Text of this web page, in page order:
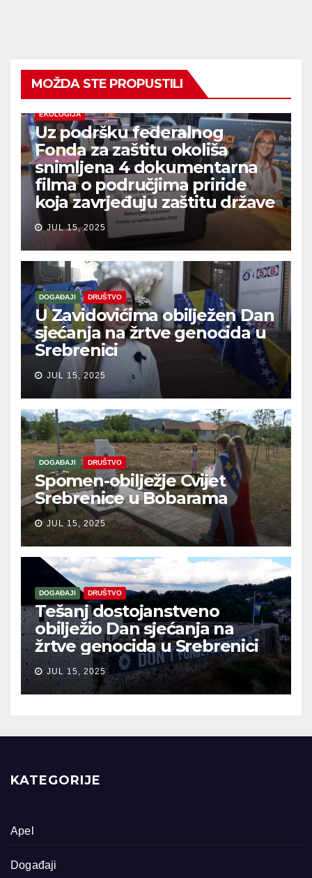
MOŽDA STE PROPUSTILI
EKOLOGIJA
Uz podršku federalnog
Fonda za zaštitu okoliša
snimljena 4 dokumentarna
filma o područjima priride
koja zavrjeđuju zaštitu države
JUL 15, 2025
DOGAĐAJI DRUŠTVO
U Zavidovićima obilježen Dan
sjećanja na žrtve genocida u
Srebrenici
JUL 15, 2025
DOGAĐAJI DRUŠTVO
Spomen-obilježje Cvijet
Srebrenice u Bobarama
JUL 15, 2025
DOGAĐAJI DRUŠTVO
Tešanj dostojanstveno
obilježio Dan sjećanja na
žrtve genocida u Srebrenici
JUL 15, 2025
KATEGORIJE
Apel
Događaji